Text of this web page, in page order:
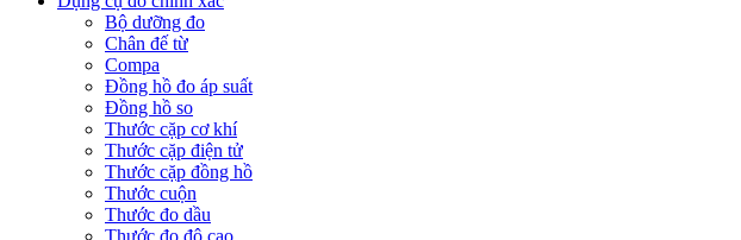
Bộ dưỡng đo
Chân đế từ
Compa
Đồng hồ đo áp suất
Đồng hồ so
Thước cặp cơ khí
Thước cặp điện tử
Thước cặp đồng hồ
Thước cuộn
Thước đo dầu
Thước đo độ cao